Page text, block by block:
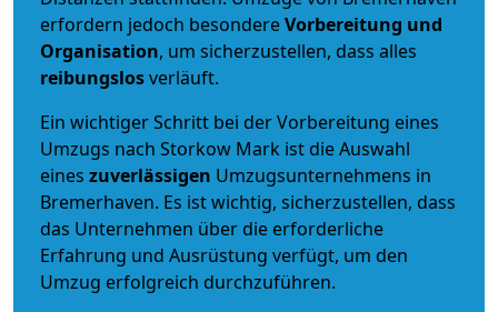
erfordern jedoch besondereVorbereitung und
Organisation, um sicherzustellen, dass alles
reibungslosverläuft.
Ein wichtiger Schritt bei der Vorbereitung eines
Umzugs nach Storkow Mark ist die Auswahl
eines zuverlässigen Umzugsunternehmens in
Bremerhaven. Es ist wichtig, sicherzustellen, dass
das Unternehmen über die erforderliche
Erfahrung und Ausrüstung verfügt, um den
Umzug erfolgreich durchzuführen.